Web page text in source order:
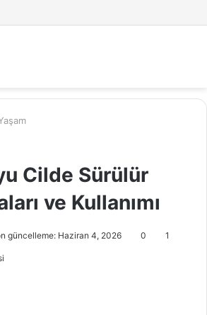
...
Cilde Sürülür
ve Kullanımı
güncelleme: Haziran 4, 2026 0 1